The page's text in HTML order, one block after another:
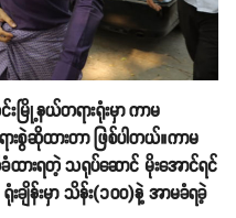
မြို့နယ်တရားရုံးမှာ ကာမ
စွဲဆိုထားတာ ဖြစ်ပါတယ်။ကာမ
ားရတဲ့ သရုပ်ဆောင် မိုးအောင်ရင်
န်းမှာ သိန်း(၁၀၀)နဲ့ အာမခံရခဲ့